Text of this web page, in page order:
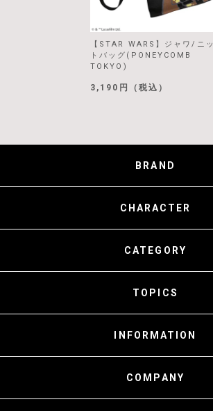
【STAR WARS】ジャワ/ニッ
トバッグ(PONEYCOMB
TOKYO)
3,190円（税込）
BRAND
CHARACTER
CATEGORY
TOPICS
INFORMATION
COMPANY